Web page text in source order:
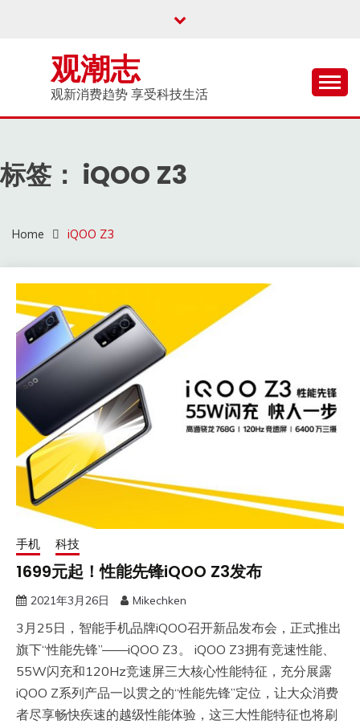
观潮志
观新消费趋势 享受科技生活
标签： iQOO Z3
Home iQOO Z3
手机 科技
1699元起！性能先锋iQOO Z3发布
2021年3月26日 Mikechken
3月25日，智能手机品牌iQOO召开新品发布会，正式推出
旗下“性能先锋”——iQOO Z3。 iQOO Z3拥有竞速性能、
55W闪充和120Hz竞速屏三大核心性能特征，充分展露
iQOO Z系列产品一以贯之的“性能先锋”定位，让大众消费
者尽享畅快疾速的越级性能体验，这三大性能特征也将刷